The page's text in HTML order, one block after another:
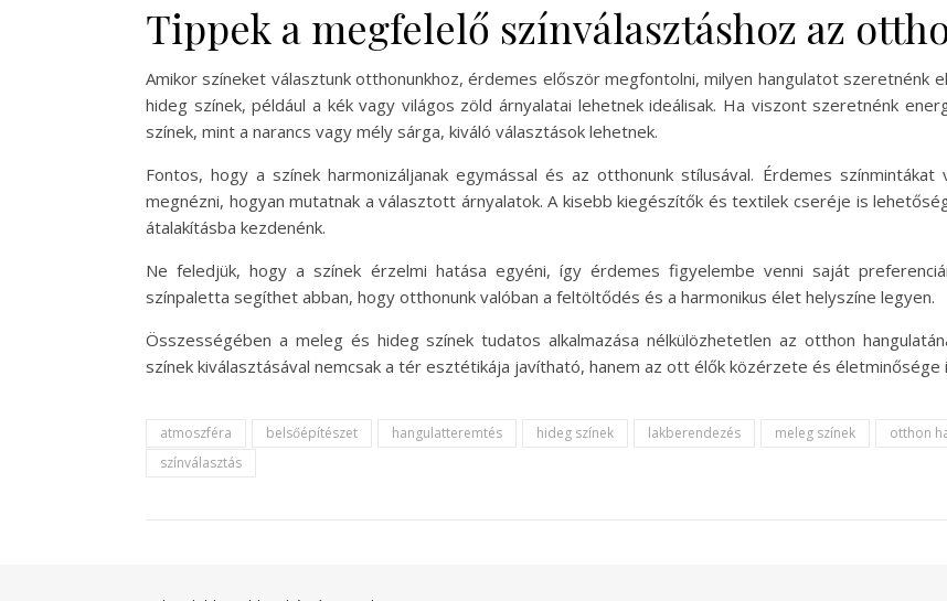
Tippek a megfelelő színválasztáshoz az
Amikor színeket választunk otthonunkhoz, érdemes először megfontolni, milyen hangulatot szeretnénk
hideg színek, például a kék vagy világos zöld árnyalatai lehetnek ideálisak. Ha viszont szeretnénk
színek, mint a narancs vagy mély sárga, kiváló választások lehetnek.
Fontos, hogy a színek harmonizáljanak egymással és az otthonunk stílusával. Érdemes
megnézni, hogyan mutatnak a választott árnyalatok. A kisebb kiegészítők és textilek cseréje is
átalakításba kezdenénk.
Ne feledjük, hogy a színek érzelmi hatása egyéni, így érdemes figyelembe venni saját
színpaletta segíthet abban, hogy otthonunk valóban a feltöltődés és a harmonikus élet helyszíne legyen.
Összességében a meleg és hideg színek tudatos alkalmazása nélkülözhetetlen az otthon
színek kiválasztásával nemcsak a tér esztétikája javítható, hanem az ott élők közérzete és
atmoszféra belsőépítészet hangulatteremtés hideg színek lakberendezés meleg színek otthon
színválasztás